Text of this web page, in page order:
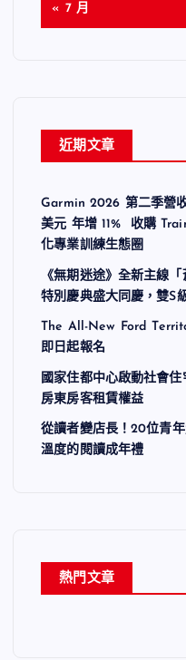
« 7 月
近期文章
Garmin 2026 第二季營
美元 年增 11% 收購
化專業訓練生態圈
《無期迷途》全新主線
特別慶典盛大同慶，雙S
The All-New Ford
即日起報名
國家住都中心啟動社會
房東房客租賃權益
從讀者變店長！20位青
溫度的閱讀成年禮
熱門文章